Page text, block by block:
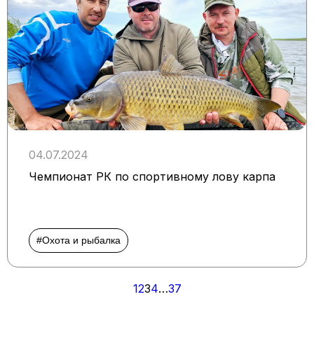
04.07.2024
Чемпионат РК по спортивному лову карпа
#Охота и рыбалка
1234…37